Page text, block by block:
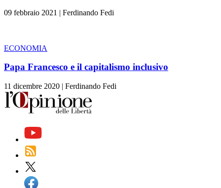
09 febbraio 2021 | Ferdinando Fedi
ECONOMIA
Papa Francesco e il capitalismo inclusivo
11 dicembre 2020 | Ferdinando Fedi